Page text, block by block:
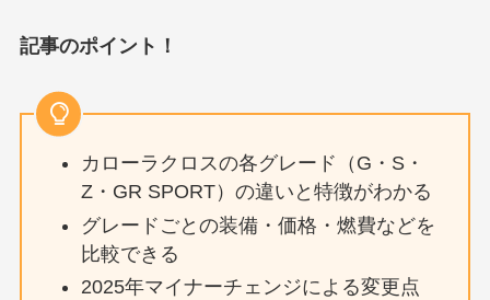
記事のポイント！
カローラクロスの各グレード（G・S・
Z・GR SPORT）の違いと特徴がわかる
グレードごとの装備・価格・燃費などを
比較できる
2025年マイナーチェンジによる変更点